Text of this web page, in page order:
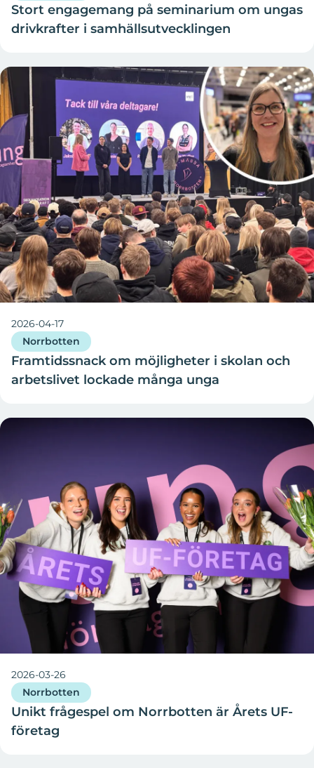
Stort engagemang på seminarium om ungas
drivkrafter i samhällsutvecklingen
2026-04-17
Norrbotten
Framtidssnack om möjligheter i skolan och
arbetslivet lockade många unga
2026-03-26
Norrbotten
Unikt frågespel om Norrbotten är Årets UF-
företag